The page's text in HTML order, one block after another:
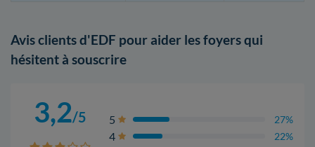
Avis clients d'EDF pour aider les foyers qui
hésitent à souscrire
3,2/5 5 27%
4 22%